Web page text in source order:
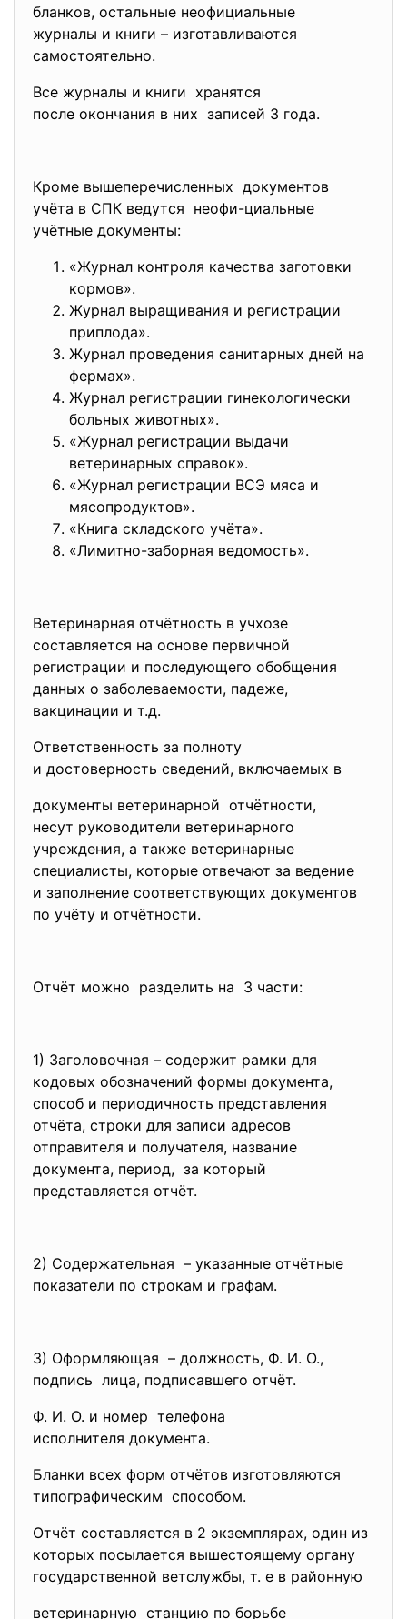
бланков, остальные неофициальные
журналы и книги – изготавливаются
самостоятельно.
Все журналы и книги хранятся
после окончания в них записей 3 года.
Кроме вышеперечисленных документов
учёта в СПК ведутся неофи-циальные
учётные документы:
«Журнал контроля качества заготовки
кормов».
Журнал выращивания и регистрации
приплода».
Журнал проведения санитарных дней на
фермах».
Журнал регистрации гинекологически
больных животных».
«Журнал регистрации выдачи
ветеринарных справок».
«Журнал регистрации ВСЭ мяса и
мясопродуктов».
«Книга складского учёта».
«Лимитно-заборная ведомость».
Ветеринарная отчётность в учхозе
составляется на основе первичной
регистрации и последующего обобщения
данных о заболеваемости, падеже,
вакцинации и т.д.
Ответственность за полноту
и достоверность сведений, включаемых в
документы ветеринарной отчётности,
несут руководители ветеринарного
учреждения, а также ветеринарные
специалисты, которые отвечают за ведение
и заполнение соответствующих документов
по учёту и отчётности.
Отчёт можно разделить на 3 части:
1) Заголовочная – содержит рамки для
кодовых обозначений формы документа,
способ и периодичность представления
отчёта, строки для записи адресов
отправителя и получателя, название
документа, период, за который
представляется отчёт.
2) Содержательная – указанные отчётные
показатели по строкам и графам.
3) Оформляющая – должность, Ф. И. О.,
подпись лица, подписавшего отчёт.
Ф. И. О. и номер телефона
исполнителя документа.
Бланки всех форм отчётов изготовляются
типографическим способом.
Отчёт составляется в 2 экземплярах, один из
которых посылается вышестоящему органу
государственной ветслужбы, т. е в районную
ветеринарную станцию по борьбе